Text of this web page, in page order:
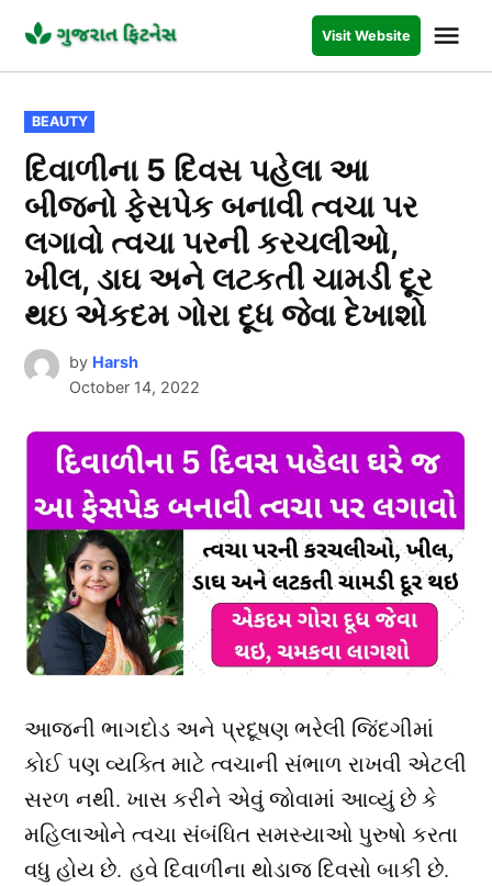
content
FITNESS
Visit Website
POSTED
IN
BEAUTY
દિવાળીના 5 દિવસ પહેલા આ
બીજનો ફેસપેક બનાવી ત્વચા પર
લગાવો ત્વચા પરની કરચલીઓ,
ખીલ, ડાઘ અને લટકતી ચામડી દૂર
થઇ એકદમ ગોરા દૂધ જેવા દેખાશો
by Harsh
October 14, 2022
આજની ભાગદોડ અને પ્રદૂષણ ભરેલી જિંદગીમાં
કોઈ પણ વ્યક્તિ માટે ત્વચાની સંભાળ રાખવી એટલી
સરળ નથી. ખાસ કરીને એવું જોવામાં આવ્યું છે કે
મહિલાઓને ત્વચા સંબંધિત સમસ્યાઓ પુરુષો કરતા
વધુ હોય છે. હવે દિવાળીના થોડાજ દિવસો બાકી છે.